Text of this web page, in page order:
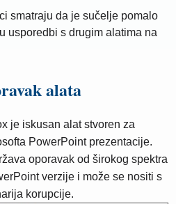
smatraju da je sučelje pomalo
usporedbi s drugim alatima na
alata
je iskusan alat stvoren za
PowerPoint prezentacije.
oporavak od širokog spektra
verzije i može se nositi s
korupcije.